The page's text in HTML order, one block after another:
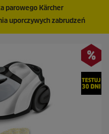
parowego Kärcher
uporczywych zabrudzeń